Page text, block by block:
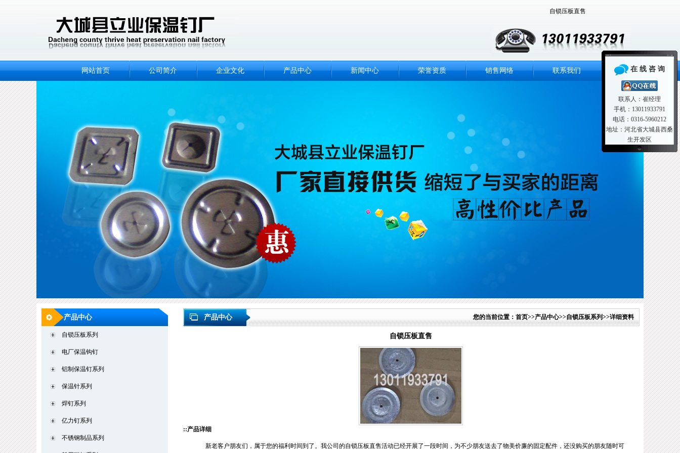
自锁压板直售
网站首页 公司简介 企业文化 产品中心 新闻中心 荣誉资质 销售网络 联系我们
产品中心 您的当前位置： 首页>>产品中心>>自锁压板系列>>详细资料
自锁压板直售
::产品详细
新老客户朋友们，属于您的福利时间到了。我公司的自锁压板直售活动已经开展了一段时间，为不少朋友送去了物美价廉的固定配件，还没购买的朋友随时可
产品中心
自锁压板系列
电厂保温钩钉
铝制保温钉系列
保温针系列
焊钉系列
亿力钉系列
不锈钢制品系列
在 线 咨 询
联系人：崔经理
手机：13011933791
电话：0316-5960212
地址：河北省大城县西桑
生开发区